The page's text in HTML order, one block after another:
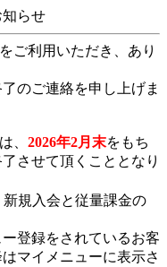
らせ
ご利用いただき、あり
のご連絡を申し上げま
、 2026年2月末をもち
させて頂くこととなり
規入会と従量課金の
登録をされているお客
マイメニューに表示さ